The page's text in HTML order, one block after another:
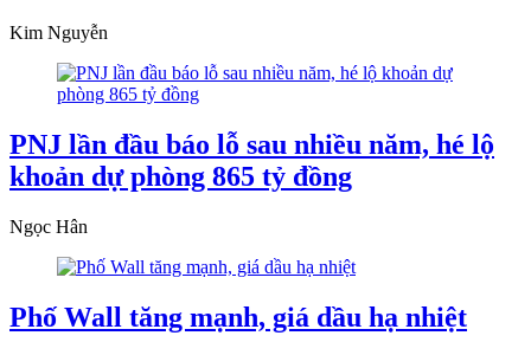
Kim Nguyễn
PNJ lần đầu báo lỗ sau nhiều năm, hé lộ
khoản dự phòng 865 tỷ đồng
Ngọc Hân
Phố Wall tăng mạnh, giá dầu hạ nhiệt